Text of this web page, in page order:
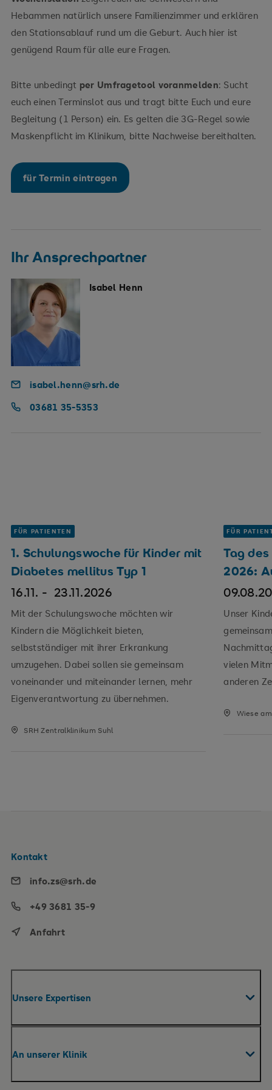
Hebammen natürlich unsere Familienzimmer und erklären
den Stationsablauf rund um die Geburt. Auch hier ist
genügend Raum für alle eure Fragen.
Bitte unbedingt per Umfragetool voranmelden: Sucht
euch einen Terminslot aus und tragt bitte Euch und eure
Begleitung (1 Person) ein. Es gelten die 3G-Regel sowie
Maskenpflicht im Klinikum, bitte Nachweise bereithalten.
für Termin eintragen
Ihr Ansprechpartner
Isabel Henn
isabel.henn@srh.de
03681 35-5353
FÜR PATIENTEN
1. Schulungswoche für Kinder mit
Diabetes mellitus Typ 1
16.11. - 23.11.2026
Mit der Schulungswoche möchten wir
Kindern die Möglichkeit bieten,
selbstständiger mit ihrer Erkrankung
umzugehen. Dabei sollen sie gemeinsam
voneinander und miteinander lernen, mehr
Eigenverantwortung zu übernehmen.
SRH Zentralklinikum Suhl
FÜR
Tag
2026:
Unser
vielen
anderen
Wiese
Unsere Expertisen
Praxen
Pflege
An unserer Klinik
Kontakt
info.zs@srh.de
+49 3681 35-9
Anfahrt